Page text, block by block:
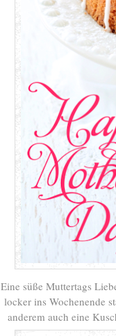
Eine süße Muttertags
locker ins Wochenende
anderem auch eine